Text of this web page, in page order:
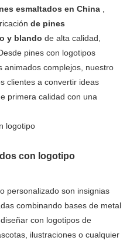
esmaltados en China ,
de pines
y blando de alta calidad,
pines con logotipos
animados complejos, nuestro
clientes a convertir ideas
primera calidad con una
con logotipo
personalizado son insignias
combinando bases de metal
con logotipos de
ilustraciones o cualquier